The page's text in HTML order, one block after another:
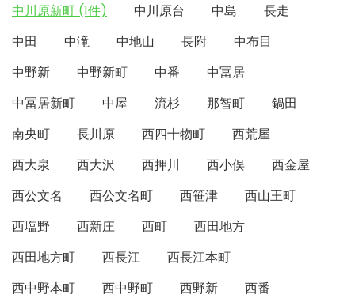
中川原新町 (1件)
中川原台 中島
長走
中田
中滝 中地山 長附
中布目
中野新
中野新町 中番
中冨居
中冨居新町
中屋 流杉 那智町
鍋田
南央町
長川原 西四十物町
西荒屋
西大泉
西大沢 西押川 西小俣
西金屋
西公文名
西公文名町 西笹津
西山王町
西塩野
西新庄 西町
西田地方
西田地方町
西長江
西長江本町
西中野本町
西中野町 西野新
西番